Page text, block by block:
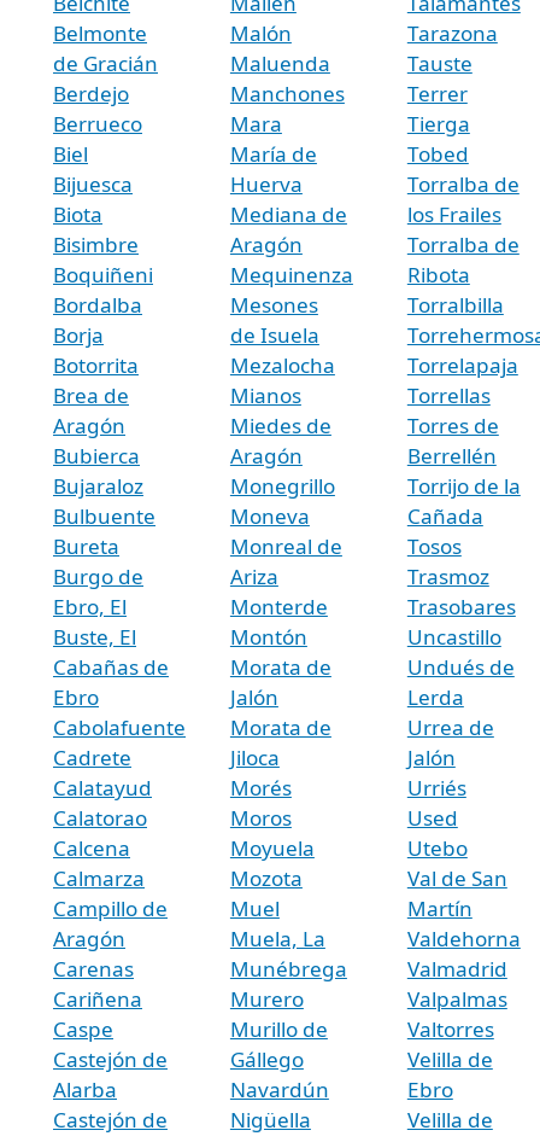
Belmonte
de Gracián
Berdejo
Berrueco
Biel
Bijuesca
Biota
Bisimbre
Boquiñeni
Bordalba
Borja
Botorrita
Brea de
Aragón
Bubierca
Bujaraloz
Bulbuente
Bureta
Burgo de
Ebro, El
Buste, El
Cabañas de
Ebro
Cabolafuente
Cadrete
Calatayud
Calatorao
Calcena
Calmarza
Campillo de
Aragón
Carenas
Cariñena
Caspe
Castejón de
Alarba
Castejón de
Malón
Maluenda
Manchones
Mara
María de
Huerva
Mediana de
Aragón
Mequinenza
Mesones
de Isuela
Mezalocha
Mianos
Miedes de
Aragón
Monegrillo
Moneva
Monreal de
Ariza
Monterde
Montón
Morata de
Jalón
Morata de
Jiloca
Morés
Moros
Moyuela
Mozota
Muel
Muela, La
Munébrega
Murero
Murillo de
Gállego
Navardún
Nigüella
Tarazona
Tauste
Terrer
Tierga
Tobed
Torralba de
los Frailes
Torralba de
Ribota
Torralbilla
Torrelapaja
Torrellas
Torres de
Berrellén
Torrijo de la
Cañada
Tosos
Trasmoz
Trasobares
Uncastillo
Undués de
Lerda
Urrea de
Jalón
Urriés
Used
Utebo
Val de San
Martín
Valdehorna
Valmadrid
Valpalmas
Valtorres
Velilla de
Ebro
Velilla de